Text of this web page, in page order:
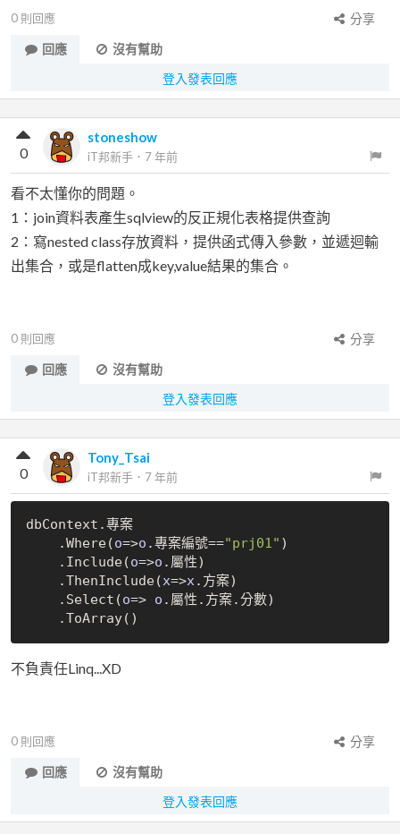
0 則回應
分享
回應
沒有幫助
登入發表回應
stoneshow
iT邦新手 ． 7 年前
0
看不太懂你的問題。
1：join資料表產生sqlview的反正規化表格提供查詢
2：寫nested class存放資料，提供函式傳入參數，並遞迴輸
出集合，或是flatten成key,value結果的集合。
0 則回應
分享
回應
沒有幫助
登入發表回應
Tony_Tsai
iT邦新手 ． 7 年前
0
dbContext.專案
    .
Where(o=>o .專案編號=="prj01" )
    .
Include(o=>o .屬性)
    .
ThenInclude(x=>x.方案)
    .
Select(o=> o .屬性.方案.分數)
    .
ToArray()
不負責任Linq...XD
0 則回應
分享
回應
沒有幫助
登入發表回應